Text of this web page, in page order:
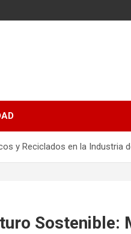
y Reciclados en la Industria
Sostenible: